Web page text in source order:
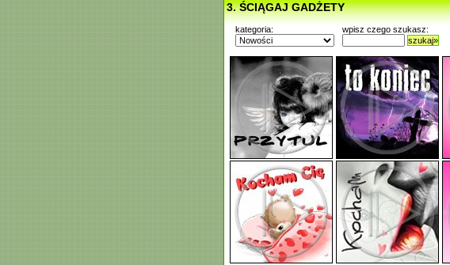
3. ŚCIĄGAJ GADŻETY
kategoria:
wpisz czego szukasz:
szukaj»